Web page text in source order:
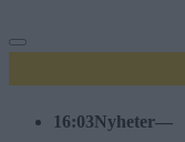
16:03Nyheter—